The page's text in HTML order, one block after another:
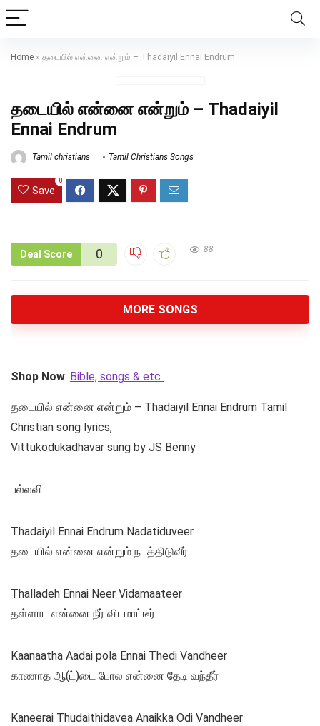
Home » தடையில் என்னை என்றும் – Thadaiyil Ennai Endrum
தடையில் என்னை என்றும் – Thadaiyil
Ennai Endrum
Tamil christians Tamil Christians Songs
Save
0
Deal Score 0 88
MORE SONGS
Shop Now: Bible, songs & etc
தடையில் என்னை என்றும் – Thadaiyil Ennai Endrum Tamil
Christian song lyrics,
Vittukodukadhavar sung by JS Benny
பல்லவி
Thadaiyil Ennai Endrum Nadatiduveer
தடையில் என்னை என்றும் நடத்திடுவீர்
Thalladeh Ennai Neer Vidamaateer
தள்ளாட என்னை நீர் விடமாட்டீர்
Kaanaatha Aadai pola Ennai Thedi Vandheer
காணாத ஆ(ட்)டை போல என்னை தேடி வந்தீர்
Kaneerai Thudaithidavea Anaikka Odi Vandheer